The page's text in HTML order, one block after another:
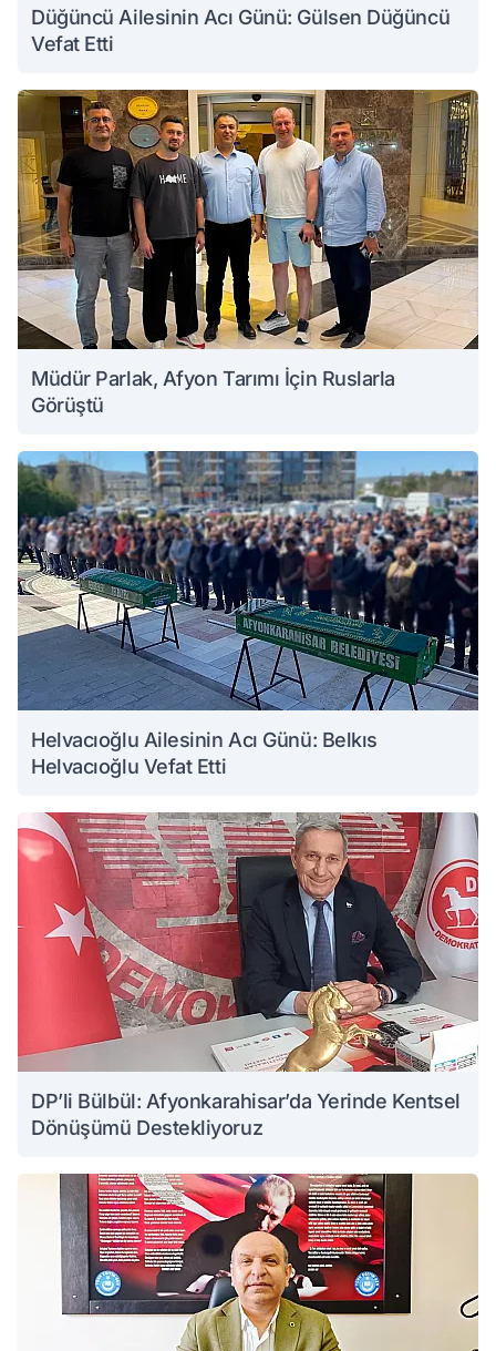
Düğüncü Ailesinin Acı Günü: Gülsen Düğüncü
Vefat Etti
Müdür Parlak, Afyon Tarımı İçin Ruslarla
Görüştü
Helvacıoğlu Ailesinin Acı Günü: Belkıs
Helvacıoğlu Vefat Etti
DP’li Bülbül: Afyonkarahisar’da Yerinde Kentsel
Dönüşümü Destekliyoruz